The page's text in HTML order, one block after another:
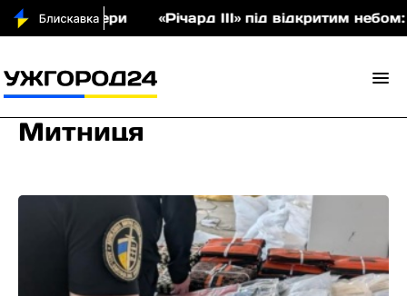
«Річард ІІІ» під відкритим небом: у
Митниця